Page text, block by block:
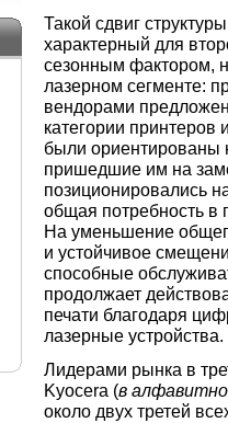
Такой сдвиг
характерный для
сезонным фактором,
лазерном сегменте:
вендорами
категории принтеров
были ориентированы
пришедшие им на
позиционировались
общая потребность в
На уменьшение
и устойчивое
способные
продолжает
печати благодаря
лазерные устройства.
Лидерами рынка в
Kyocera (в
около двух третей